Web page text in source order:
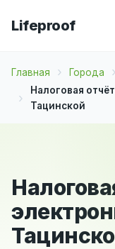
Lifeproof
Главная Города
Налоговая
Тацинской